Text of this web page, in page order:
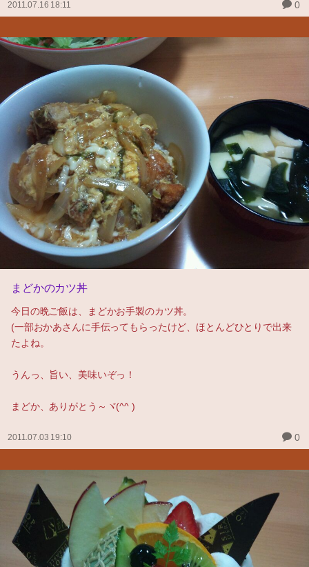
2011.07.16 18:11 0
まどかのカツ丼
今日の晩ご飯は、まどかお手製のカツ丼。
(一部おかあさんに手伝ってもらったけど、ほとんどひとりで出来
たよね。
うんっ、旨い、美味いぞっ！
まどか、ありがとう～ヾ(^^ )
2011.07.03 19:10 0